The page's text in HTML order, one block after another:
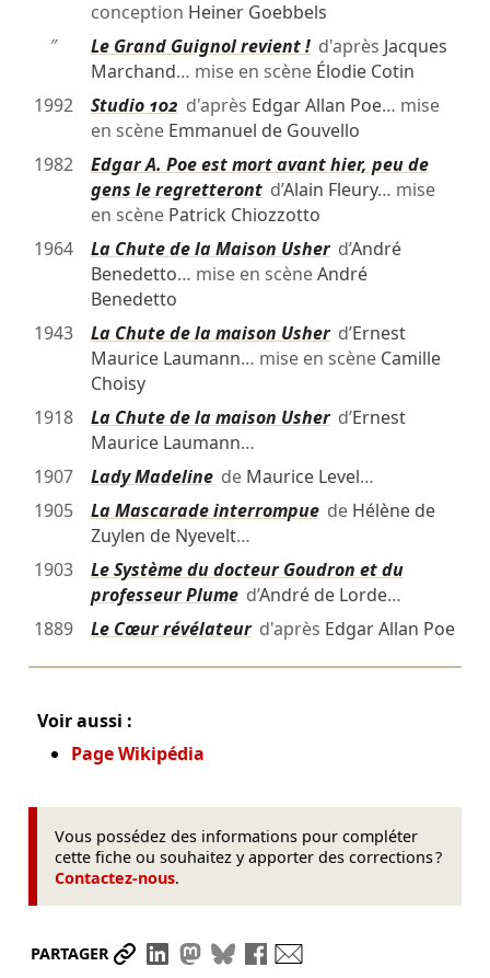
conception Heiner Goebbels
″
Le Grand Guignol revient !d'après Jacques
Marchand… mise en scène Élodie Cotin
1992
Studio 102 d'après Edgar Allan Poe… mise
en scène Emmanuel de Gouvello
1982
Edgar A. Poe est mort avant hier, peu de
gens le regretterontd’Alain Fleury… mise
en scène Patrick Chiozzotto
1964
La Chute de la Maison Usherd’André
Benedetto… mise en scèneAndré
Benedetto
1943
La Chute de la maison Usherd’Ernest
Maurice Laumann… mise en scène Camille
Choisy
1918
La Chute de la maison Usherd’Ernest
Maurice Laumann…
1907
Lady Madelinede Maurice Level…
1905
La Mascarade interrompuede Hélène de
Zuylen de Nyevelt…
1903
Le Système du docteur Goudron et du
professeur Plumed’André de Lorde…
1889
Le Cœur révélateurd'après Edgar Allan Poe
Voir aussi :
Page Wikipédia
Vous possédez des informations pour compléter
cette fiche ou souhaitez y apporter des corrections ?
Contactez-nous.
PARTAGER Partager le lien
Partager sur LinkedIn
Partager sur Mastodon
Partager sur Bluesky
Partager sur Facebook